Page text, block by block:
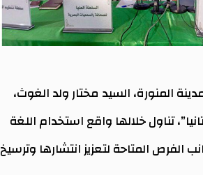
المنورة، السيد مختار ولد الغوث،
تناول خلالها واقع استخدام اللغة
الفرص المتاحة لتعزيز انتشارها وترسيخ